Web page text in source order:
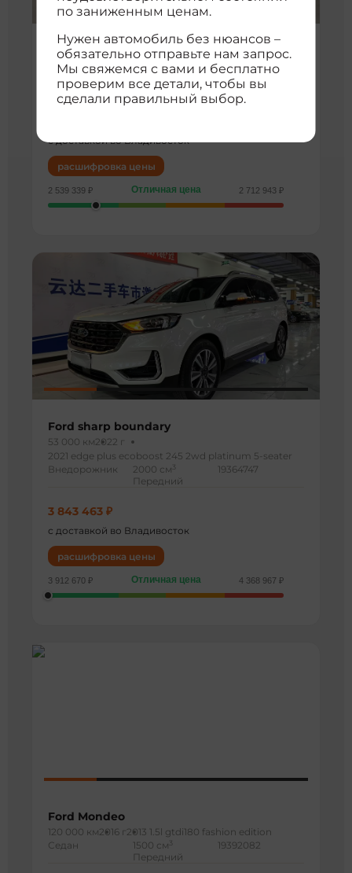
Ford Mondeo
98 000 км2013 г2013 1.5l gtdi180 comfort edition
Седан
1500 см
Передний
16361041
с доставкой во Владивосток
расшифровка цены
2 539 339 ₽ Отличная цена 2 712 943 ₽
Ford sharp boundary
53 000 км2022 г
2021 edge plus ecoboost 245 2wd platinum 5-seater
Внедорожник
2000 см 3
Передний
19364747
3 843 463 ₽
с доставкой во Владивосток
расшифровка цены
3 912 670 ₽ Отличная цена 4 368 967 ₽
Ford Mondeo
120 000 км2016 г 2013 1.5l gtdi180 fashion edition
Седан
1500 см 3
Передний
19392082
по заниженным ценам.
Нужен автомобиль без нюансов –
обязательно отправьте нам запрос.
Мы свяжемся с вами и бесплатно
проверим все детали, чтобы вы
сделали правильный выбор.